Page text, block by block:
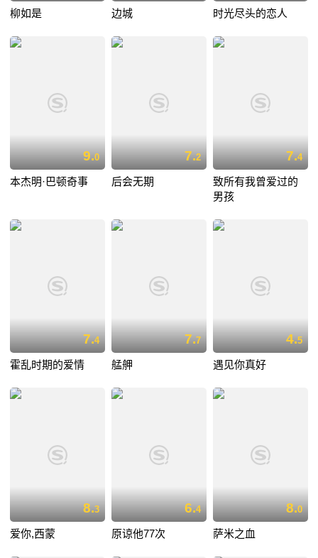
柳如是 边城 时光尽头的恋人
9.0
本杰明·巴顿奇事
7.2
后会无期
7.4
致所有我曾爱过的
男孩
7.4
霍乱时期的爱情
7.7
艋舺
4.5
遇见你真好
8.3
爱你,西蒙
6.4
原谅他77次
8.0
萨米之血